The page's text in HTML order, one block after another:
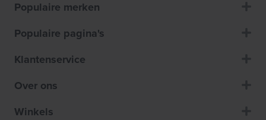
Populaire merken
Populaire pagina's
Klantenservice
Over ons
Winkels